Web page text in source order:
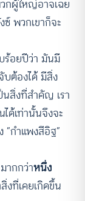
กผู้ใหญ่อาจเฉย
พวกเขาก็จะ
ร้อยปีว่า มันมี
บต้องได้ มีสิ่ง
นสิ่งที่สำคัญ เรา
ด้เท่านั้นจึงจะ
“กำแพงสีอิฐ”
ากกว่าหนึ่ง
งที่เคยเกิดขึ้น